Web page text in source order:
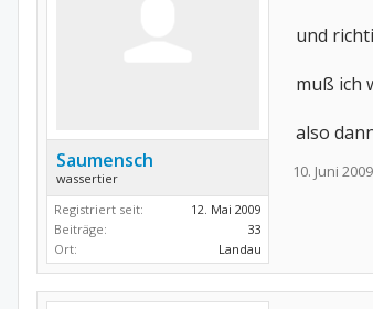
Saumensch
wassertier
Registriert seit:
12. Mai 2009
Beiträge:
33
Ort:
Landau
und
muß ich
also
10. Juni 2009